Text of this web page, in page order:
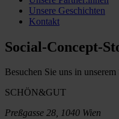
Unsere Geschichten
Kontakt
Social-Concept-
Besuchen Sie uns in
SCHÖN&GUT
Preßgasse 28, 1040 Wien